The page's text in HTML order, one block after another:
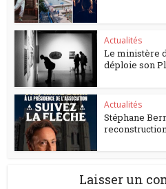
Actualités
Le ministère
déploie son
Actualités
Stéphane
reconstruction
Laisser un